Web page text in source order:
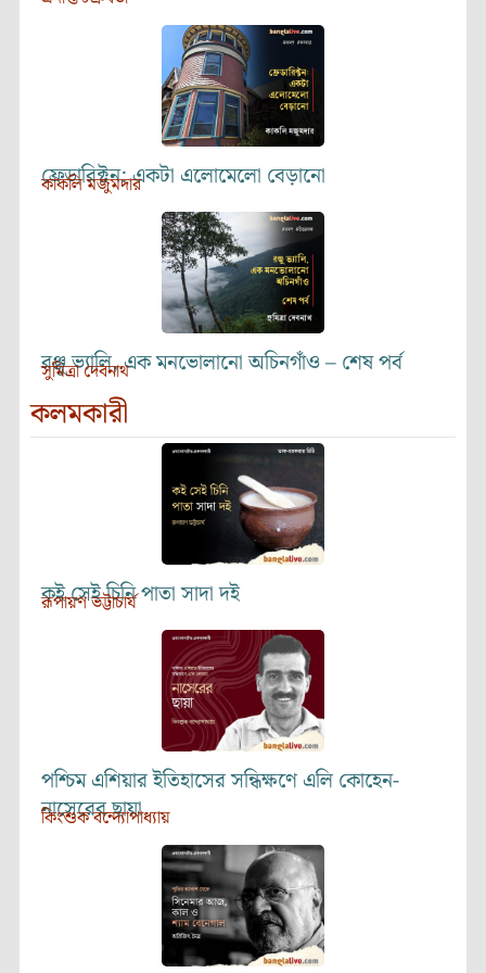
ফ্রেডারিক্টন: একটা এলোমেলো বেড়ানো
কাকলি মজুমদার
রঞ্জু ভ্যালি, এক মনভোলানো অচিনগাঁও – শেষ পর্ব
সুমিত্রা দেবনাথ
কলমকারী
কই সেই চিনি পাতা সাদা দই
রূপায়ণ ভট্টাচার্য
পশ্চিম এশিয়ার ইতিহাসের সন্ধিক্ষণে এলি কোহেন-
নাসেরের ছায়া
কিংশুক বন্দ্যোপাধ্যায়